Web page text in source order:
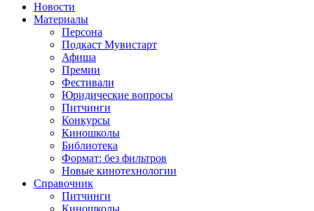
Новости
Материалы
Персона
Подкаст Мувистарт
Афиша
Премии
Фестивали
Юридические вопросы
Питчинги
Конкурсы
Киношколы
Библиотека
Формат: без фильтров
Новые кинотехнологии
Справочник
Питчинги
Киношколы